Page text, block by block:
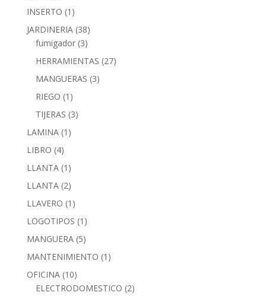
INSERTO (1)
JARDINERIA (38)
fumigador (3)
HERRAMIENTAS (27)
MANGUERAS (3)
RIEGO (1)
TIJERAS (3)
LAMINA (1)
LIBRO (4)
LLANTA (1)
LLANTA (2)
LLAVERO (1)
LOGOTIPOS (1)
MANGUERA (5)
MANTENIMIENTO (1)
OFICINA (10)
ELECTRODOMESTICO (2)